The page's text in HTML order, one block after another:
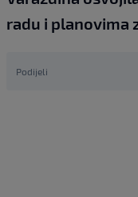
radu i planovima
Podijeli